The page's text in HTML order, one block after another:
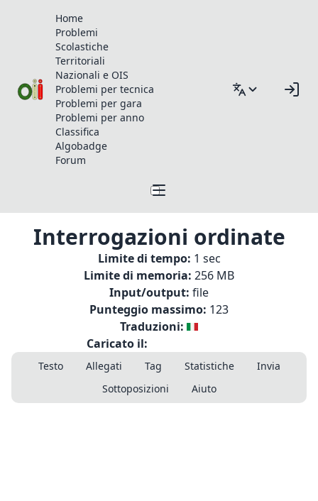
Home
Problemi
Scolastiche
Territoriali
Nazionali e OIS
Problemi per tecnica
Problemi per gara
Problemi per anno
Classifica
Algobadge
Forum
Interrogazioni ordinate
Limite di tempo: 1 sec
Limite di memoria: 256 MB
Input/output: file
Punteggio massimo: 123
Traduzioni:
Caricato il:
Testo Allegati Tag Statistiche
Invia
Sottoposizioni
Aiuto